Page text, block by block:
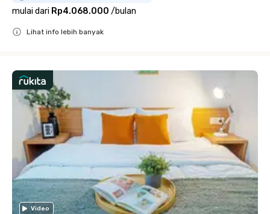
mulai dari Rp4.068.000 /bulan
Lihat info lebih banyak
Video